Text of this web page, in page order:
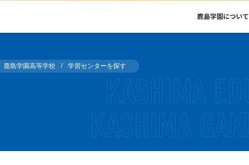
鹿島学園について
鹿島学園高等学校 学習センターを探す